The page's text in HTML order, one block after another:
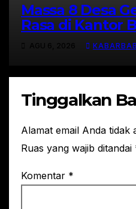
Massa 8 Desa
Rasa di Kantor
Tinggalkan
Alamat email Anda tidak
Ruas yang wajib ditandai
Komentar *